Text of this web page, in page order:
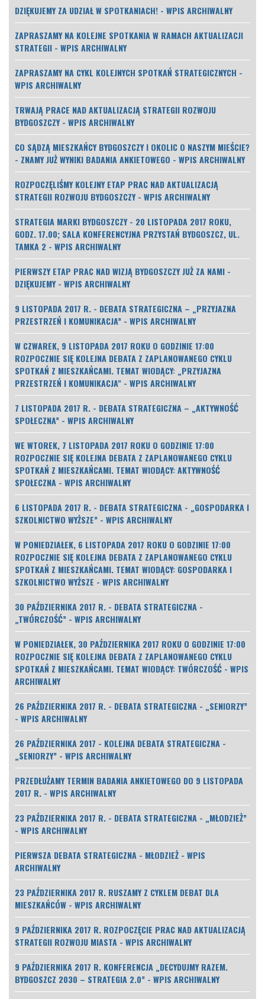
DZIĘKUJEMY ZA UDZIAŁ W SPOTKANIACH! - WPIS ARCHIWALNY
ZAPRASZAMY NA KOLEJNE SPOTKANIA W RAMACH AKTUALIZACJI
STRATEGII - WPIS ARCHIWALNY
ZAPRASZAMY NA CYKL KOLEJNYCH SPOTKAŃ STRATEGICZNYCH -
WPIS ARCHIWALNY
TRWAJĄ PRACE NAD AKTUALIZACJĄ STRATEGII ROZWOJU
BYDGOSZCZY - WPIS ARCHIWALNY
CO SĄDZĄ MIESZKAŃCY BYDGOSZCZY I OKOLIC O NASZYM MIEŚCIE?
- ZNAMY JUŻ WYNIKI BADANIA ANKIETOWEGO - WPIS ARCHIWALNY
ROZPOCZĘLIŚMY KOLEJNY ETAP PRAC NAD AKTUALIZACJĄ
STRATEGII ROZWOJU BYDGOSZCZY - WPIS ARCHIWALNY
STRATEGIA MARKI BYDGOSZCZY - 20 LISTOPADA 2017 ROKU,
GODZ. 17.00; SALA KONFERENCYJNA PRZYSTAŃ BYDGOSZCZ, UL.
TAMKA 2 - WPIS ARCHIWALNY
PIERWSZY ETAP PRAC NAD WIZJĄ BYDGOSZCZY JUŻ ZA NAMI -
DZIĘKUJEMY - WPIS ARCHIWALNY
9 LISTOPADA 2017 R. - DEBATA STRATEGICZNA – „PRZYJAZNA
PRZESTRZEŃ I KOMUNIKACJA” - WPIS ARCHIWALNY
W CZWAREK, 9 LISTOPADA 2017 ROKU O GODZINIE 17:00
ROZPOCZNIE SIĘ KOLEJNA DEBATA Z ZAPLANOWANEGO CYKLU
SPOTKAŃ Z MIESZKAŃCAMI. TEMAT WIODĄCY: „PRZYJAZNA
PRZESTRZEŃ I KOMUNIKACJA" - WPIS ARCHIWALNY
7 LISTOPADA 2017 R. - DEBATA STRATEGICZNA – „AKTYWNOŚĆ
SPOŁECZNA” - WPIS ARCHIWALNY
WE WTOREK, 7 LISTOPADA 2017 ROKU O GODZINIE 17:00
ROZPOCZNIE SIĘ KOLEJNA DEBATA Z ZAPLANOWANEGO CYKLU
SPOTKAŃ Z MIESZKAŃCAMI. TEMAT WIODĄCY: AKTYWNOŚĆ
SPOŁECZNA - WPIS ARCHIWALNY
6 LISTOPADA 2017 R. - DEBATA STRATEGICZNA - „GOSPODARKA I
SZKOLNICTWO WYŻSZE” - WPIS ARCHIWALNY
W PONIEDZIAŁEK, 6 LISTOPADA 2017 ROKU O GODZINIE 17:00
ROZPOCZNIE SIĘ KOLEJNA DEBATA Z ZAPLANOWANEGO CYKLU
SPOTKAŃ Z MIESZKAŃCAMI. TEMAT WIODĄCY: GOSPODARKA I
SZKOLNICTWO WYŻSZE - WPIS ARCHIWALNY
30 PAŹDZIERNIKA 2017 R. - DEBATA STRATEGICZNA -
„TWÓRCZOŚĆ” - WPIS ARCHIWALNY
W PONIEDZIAŁEK, 30 PAŹDZIERNIKA 2017 ROKU O GODZINIE 17:00
ROZPOCZNIE SIĘ KOLEJNA DEBATA Z ZAPLANOWANEGO CYKLU
SPOTKAŃ Z MIESZKAŃCAMI. TEMAT WIODĄCY: TWÓRCZOŚĆ - WPIS
ARCHIWALNY
26 PAŹDZIERNIKA 2017 R. - DEBATA STRATEGICZNA - „SENIORZY”
- WPIS ARCHIWALNY
26 PAŹDZIERNIKA 2017 - KOLEJNA DEBATA STRATEGICZNA -
„SENIORZY” - WPIS ARCHIWALNY
PRZEDŁUŻAMY TERMIN BADANIA ANKIETOWEGO DO 9 LISTOPADA
2017 R. - WPIS ARCHIWALNY
23 PAŹDZIERNIKA 2017 R. - DEBATA STRATEGICZNA - „MŁODZIEŻ”
- WPIS ARCHIWALNY
PIERWSZA DEBATA STRATEGICZNA - MŁODZIEŻ - WPIS
ARCHIWALNY
23 PAŹDZIERNIKA 2017 R. RUSZAMY Z CYKLEM DEBAT DLA
MIESZKAŃCÓW - WPIS ARCHIWALNY
9 PAŹDZIERNIKA 2017 R. ROZPOCZĘCIE PRAC NAD AKTUALIZACJĄ
STRATEGII ROZWOJU MIASTA - WPIS ARCHIWALNY
9 PAŹDZIERNIKA 2017 R. KONFERENCJA „DECYDUJMY RAZEM.
BYDGOSZCZ 2030 – STRATEGIA 2.0” - WPIS ARCHIWALNY